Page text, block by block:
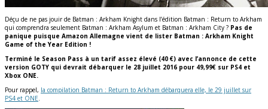
Déçu de ne pas jouir de Batman : Arkham Knight dans l’édition Batman : Return to Arkham
qui comprendra seulement Batman : Arkham Asylum et Batman : Arkham City ? Pas de
panique puisque Amazon Allemagne vient de lister Batman : Arkham Knight
Game of the Year Edition !
Terminé le Season Pass à un tarif assez élevé (40 €) avec l’annonce de cette
version GOTY qui devrait débarquer le 28 juillet 2016 pour 49,99€ sur PS4 et
Xbox ONE.
Pour rappel, la compilation Batman : Return to Arkham débarquera elle, le 29 juillet sur
PS4 et ONE.